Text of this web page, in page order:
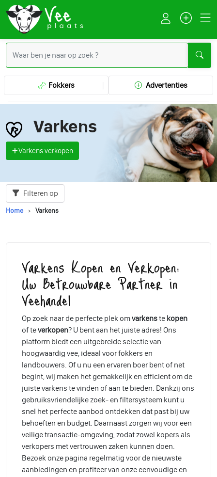
Fokkers Advertenties
Varkens
Varkens verkopen
Filteren op
Home Varkens
Varkens Kopen en Verkopen:
Uw Betrouwbare Partner in
Veehandel
Op zoek naar de perfecte plek omvarkenste kopen
of teverkopen? U bent aan het juiste adres! Ons
platform biedt een uitgebreide selectie van
hoogwaardig vee, ideaal voor fokkers en
landbouwers. Of u nu een ervaren boer bent of net
begint, wij maken het gemakkelijk en efficiënt om de
juiste varkens te vinden of aan te bieden. Dankzij ons
gebruiksvriendelijke zoek- en filtersysteem kunt u
snel het perfecte aanbod ontdekken dat past bij uw
behoeften en budget. Daarnaast zorgen wij voor een
veilige transactie-omgeving, zodat zowel kopers als
verkopers met vertrouwen zaken kunnen doen.
Bezoek onze pagina regelmatig voor de nieuwste
aanbiedingen en profiteer van onze eenvoudige en